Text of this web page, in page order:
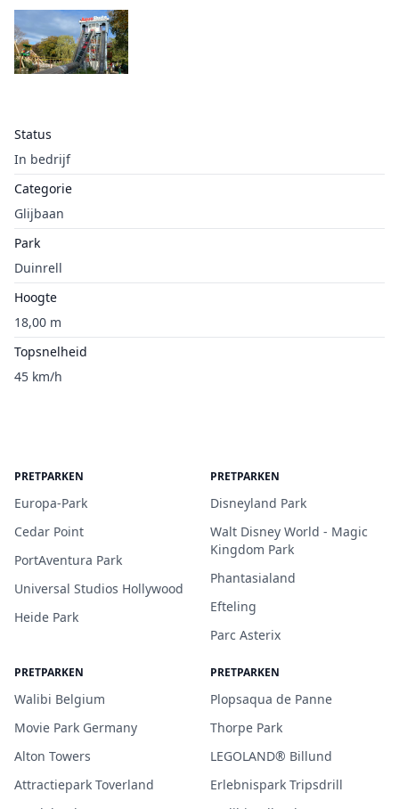
Status
In bedrijf
Categorie
Glijbaan
Park
Duinrell
Hoogte
18,00 m
Topsnelheid
45 km/h
PRETPARKEN
Europa-Park
Cedar Point
PortAventura Park
Universal Studios Hollywood
Heide Park
PRETPARKEN
Disneyland Park
Walt Disney World - Magic
Kingdom Park
Phantasialand
Efteling
Parc Asterix
PRETPARKEN
Walibi Belgium
Movie Park Germany
Alton Towers
Attractiepark Toverland
PRETPARKEN
Plopsaqua de Panne
Thorpe Park
LEGOLAND® Billund
Erlebnispark Tripsdrill